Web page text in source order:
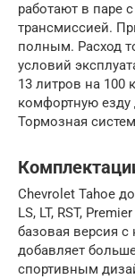
работают в паре
трансмиссией.
полным. Расход
условий
13 литров на 100
комфортную
Тормозная
Chevrolet Tahoe
LS, LT, RST,
базовая версия
добавляет
спортивным